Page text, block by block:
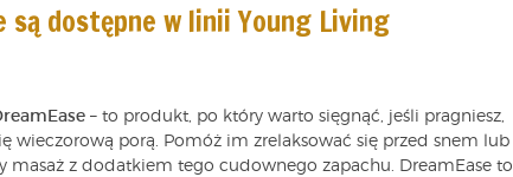
dostępne w linii Young Living
– to produkt, po który warto sięgnąć, jeśli pragniesz,
wieczorową porą. Pomóż im zrelaksować się przed snem lub
masaż z dodatkiem tego cudownego zapachu. DreamEase to